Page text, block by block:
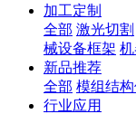
加工定制
全部 激光切割
械设备框架
新品推荐
全部 模组结
行业应用